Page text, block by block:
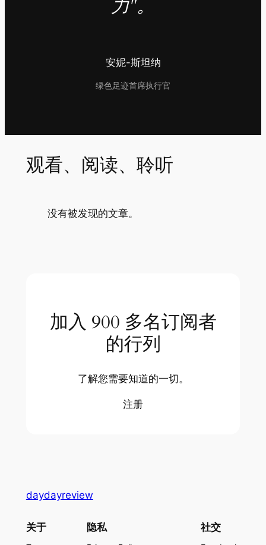
力"。
安妮-斯坦纳
绿色足迹首席执行官
观看、阅读、聆听
没有被发现的文章。
加入 900 多名订阅者
的行列
了解您需要知道的一切。
注册
daydayreview
关于 隐私 社交